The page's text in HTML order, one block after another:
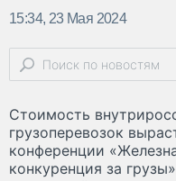
15:34, 23 Мая 2024
Стоимость
грузоперевозок
конференции
конкуренция за